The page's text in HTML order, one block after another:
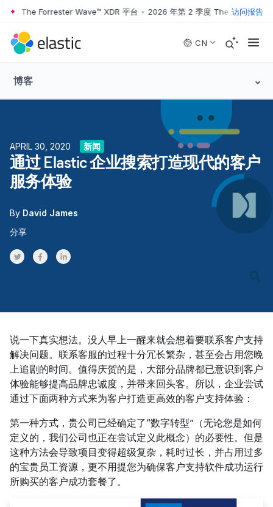
Skip to main content
The Forrester Wave™ XDR 平台 • 2026 年第 2 季度 The Forrester
访问报告
CN
博客
APRIL 30, 2020 新闻
通过 Elastic 企业搜索打造现代的客户
服务体验
By David James
分享
Share on Twitter
Share on Facebook
Share on LinkedInr
说一下真实想法。没人早上一醒来就会想着要联系客户支持
解决问题。联系客服的过程十分冗长繁杂，甚至会占用您晚
上追剧的时间。值得庆贺的是，大部分品牌都已意识到客户
体验能够提高品牌忠诚度，并带来回头客。所以，企业尝试
通过下面两种方式来为客户打造更高效的客户支持体验：
第一种方式，贵公司已经确定了“数字转型”（无论您是如何
定义的，我们公司也正在尝试定义此概念）的必要性。但是
这种方法会导致项目变得超级复杂，耗时过长，并占用过多
的宝贵员工资源，更不用提您为确保客户支持软件成功运行
所购买的客户成功套餐了。